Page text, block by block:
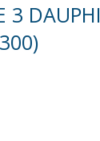
3